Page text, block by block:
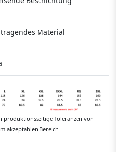
Material
produktionsseitige Toleranzen von
akzeptablen Bereich